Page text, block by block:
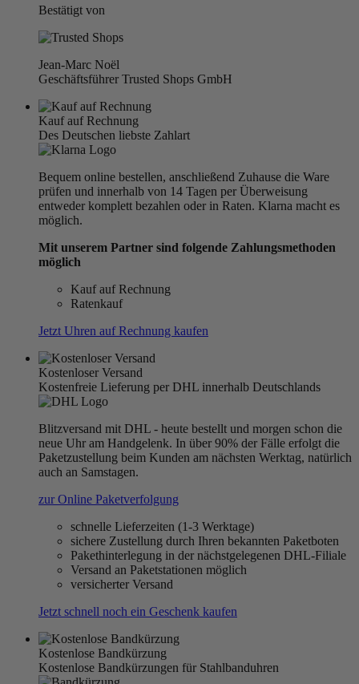
Bestätigt von
Jean-Marc Noël
Geschäftsführer Trusted Shops GmbH
Kauf auf Rechnung
Des Deutschen liebste Zahlart
Bequem online bestellen, anschließend Zuhause die Ware
prüfen und innerhalb von 14 Tagen per Überweisung
entweder komplett bezahlen oder in Raten. Klarna macht es
möglich.
Mit unserem Partner sind folgende Zahlungsmethoden
möglich
Kauf auf Rechnung
Ratenkauf
Jetzt Uhren auf Rechnung kaufen
Kostenloser Versand
Kostenfreie Lieferung per DHL innerhalb Deutschlands
Blitzversand mit DHL - heute bestellt und morgen schon die
neue Uhr am Handgelenk. In über 90% der Fälle erfolgt die
Paketzustellung beim Kunden am nächsten Werktag, natürlich
auch an Samstagen.
zur Online Paketverfolgung
schnelle Lieferzeiten (1-3 Werktage)
sichere Zustellung durch Ihren bekannten Paketboten
Pakethinterlegung in der nächstgelegenen DHL-Filiale
Versand an Paketstationen möglich
versicherter Versand
Jetzt schnell noch ein Geschenk kaufen
Kostenlose Bandkürzung
Kostenlose Bandkürzungen für Stahlbanduhren